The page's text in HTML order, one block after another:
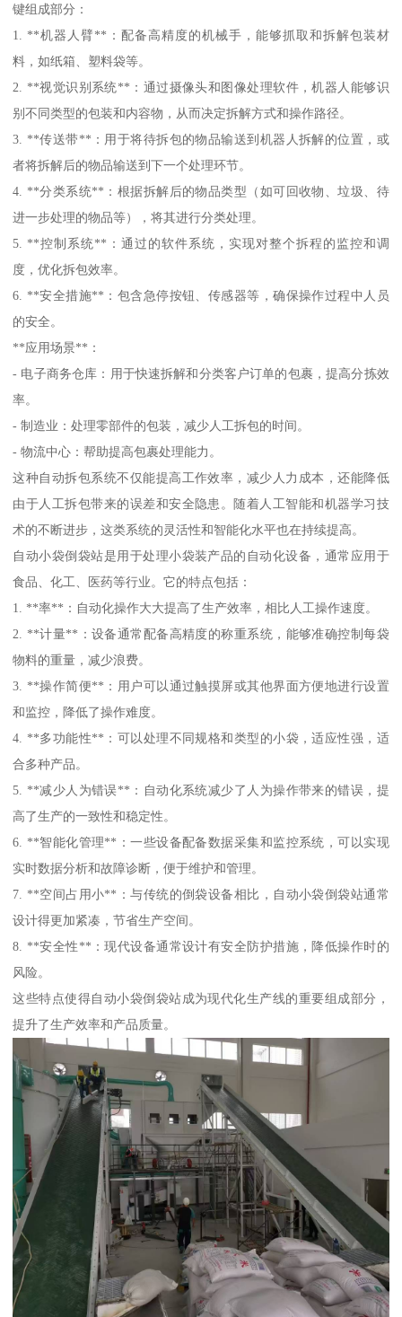
键组成部分：
1. **机器人臂**：配备高精度的机械手，能够抓取和拆解包装材
料，如纸箱、塑料袋等。
2. **视觉识别系统**：通过摄像头和图像处理软件，机器人能够识
别不同类型的包装和内容物，从而决定拆解方式和操作路径。
3. **传送带**：用于将待拆包的物品输送到机器人拆解的位置，或
者将拆解后的物品输送到下一个处理环节。
4. **分类系统**：根据拆解后的物品类型（如可回收物、垃圾、待
进一步处理的物品等），将其进行分类处理。
5. **控制系统**：通过的软件系统，实现对整个拆程的监控和调
度，优化拆包效率。
6. **安全措施**：包含急停按钮、传感器等，确保操作过程中人员
的安全。
**应用场景**：
- 电子商务仓库：用于快速拆解和分类客户订单的包裹，提高分拣效
率。
- 制造业：处理零部件的包装，减少人工拆包的时间。
- 物流中心：帮助提高包裹处理能力。
这种自动拆包系统不仅能提高工作效率，减少人力成本，还能降低
由于人工拆包带来的误差和安全隐患。随着人工智能和机器学习技
术的不断进步，这类系统的灵活性和智能化水平也在持续提高。
自动小袋倒袋站是用于处理小袋装产品的自动化设备，通常应用于
食品、化工、医药等行业。它的特点包括：
1. **率**：自动化操作大大提高了生产效率，相比人工操作速度。
2. **计量**：设备通常配备高精度的称重系统，能够准确控制每袋
物料的重量，减少浪费。
3. **操作简便**：用户可以通过触摸屏或其他界面方便地进行设置
和监控，降低了操作难度。
4. **多功能性**：可以处理不同规格和类型的小袋，适应性强，适
合多种产品。
5. **减少人为错误**：自动化系统减少了人为操作带来的错误，提
高了生产的一致性和稳定性。
6. **智能化管理**：一些设备配备数据采集和监控系统，可以实现
实时数据分析和故障诊断，便于维护和管理。
7. **空间占用小**：与传统的倒袋设备相比，自动小袋倒袋站通常
设计得更加紧凑，节省生产空间。
8. **安全性**：现代设备通常设计有安全防护措施，降低操作时的
风险。
这些特点使得自动小袋倒袋站成为现代化生产线的重要组成部分，
提升了生产效率和产品质量。